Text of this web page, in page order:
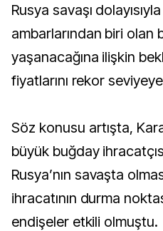
Rusya savaşı
ambarlarından biri olan
yaşanacağına ilişkin
fiyatlarını rekor seviyeye
Söz konusu artışta,
büyük buğday
Rusya’nın savaşta
ihracatının durma
endişeler etkili olmuştu.